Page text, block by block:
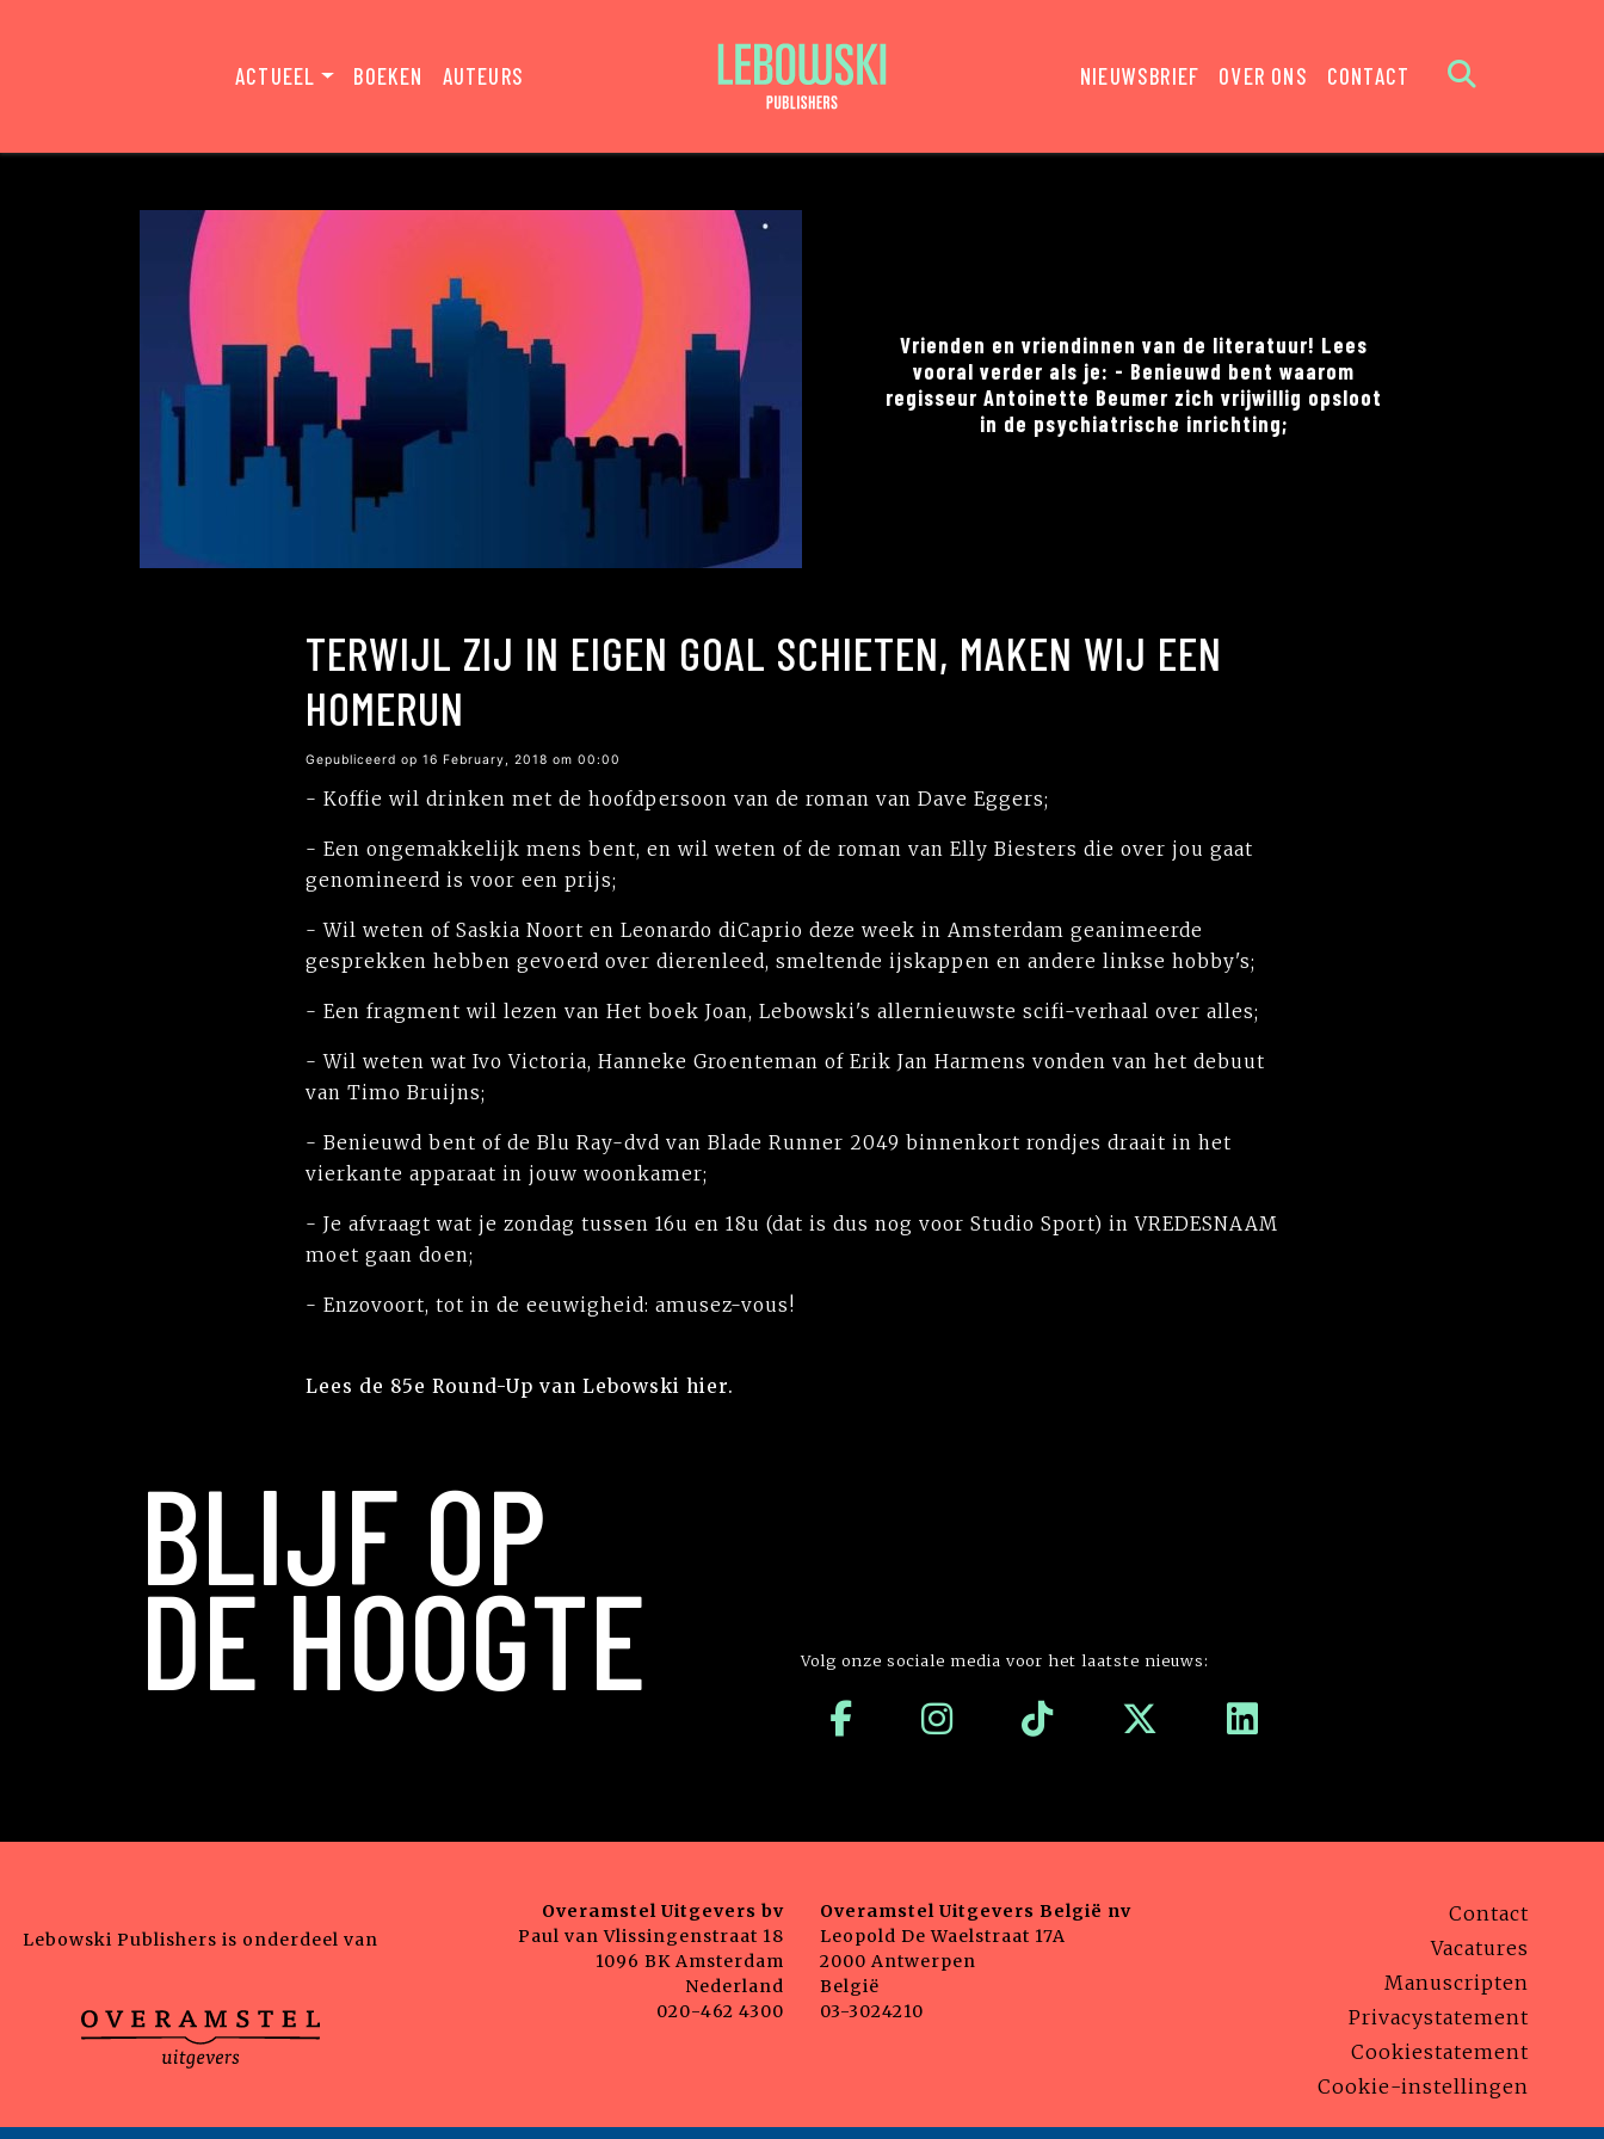
ACTUEEL BOEKEN AUTEURS NIEUWSBRIEF OVER ONS CONTACT
Vrienden en vriendinnen van de literatuur! Lees
vooral verder als je: - Benieuwd bent waarom
regisseur Antoinette Beumer zich vrijwillig opsloot
in de psychiatrische inrichting;
TERWIJL ZIJ IN EIGEN GOAL SCHIETEN, MAKEN WIJ EEN
HOMERUN
Gepubliceerd op 16 February, 2018 om 00:00
- Koffie wil drinken met de hoofdpersoon van de roman van Dave Eggers;
- Een ongemakkelijk mens bent, en wil weten of de roman van Elly Biesters die over jou gaat
genomineerd is voor een prijs;
- Wil weten of Saskia Noort en Leonardo diCaprio deze week in Amsterdam geanimeerde
gesprekken hebben gevoerd over dierenleed, smeltende ijskappen en andere linkse hobby's;
- Een fragment wil lezen van Het boek Joan, Lebowski's allernieuwste scifi-verhaal over alles;
- Wil weten wat Ivo Victoria, Hanneke Groenteman of Erik Jan Harmens vonden van het debuut
van Timo Bruijns;
- Benieuwd bent of de Blu Ray-dvd van Blade Runner 2049 binnenkort rondjes draait in het
vierkante apparaat in jouw woonkamer;
- Je afvraagt wat je zondag tussen 16u en 18u (dat is dus nog voor Studio Sport) in VREDESNAAM
moet gaan doen;
- Enzovoort, tot in de eeuwigheid: amusez-vous!
Lees de 85e Round-Up van Lebowski hier.
BLIJF OP
DE HOOGTE Volg onze sociale media voor het laatste nieuws:
Lebowski Publishers is onderdeel van
Overamstel Uitgevers bv
Paul van Vlissingenstraat 18
1096 BK Amsterdam
Nederland
020-462 4300
Overamstel Uitgevers België nv
Leopold De Waelstraat 17A
2000 Antwerpen
België
03-3024210
Contact
Vacatures
Manuscripten
Privacystatement
Cookiestatement
Cookie-instellingen